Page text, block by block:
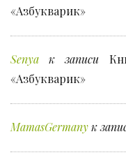
«Азбукварик»
Senya к записи
«Азбукварик»
MamasGermanyк